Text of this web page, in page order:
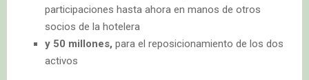
participaciones hasta ahora en manos de otros
socios de la hotelera
y 50 millones, para el reposicionamiento de los dos
activos